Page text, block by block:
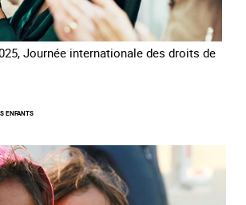
Journée internationale des droits de
ENFANTS